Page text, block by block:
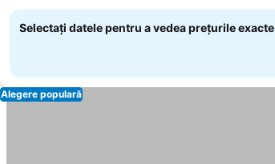
Selectați datele pentru a vedea prețurile exacte
Alegere populară